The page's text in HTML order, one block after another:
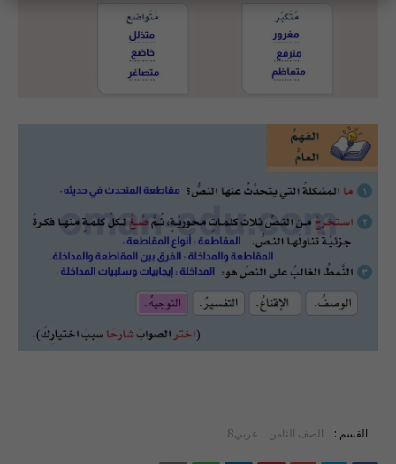
القسم : الصف الثامن عربي8